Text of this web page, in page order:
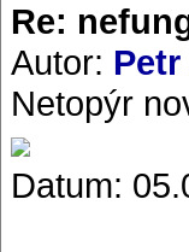
Re:
Autor:
Netopýr
Datum: